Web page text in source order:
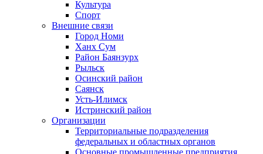
Культура
Спорт
Внешние связи
Город Номи
Ханх Сум
Район Баянзурх
Рыльск
Осинский район
Саянск
Усть-Илимск
Истринский район
Организации
Территориальные подразделения
федеральных и областных органов
Основные промышленные предприятия